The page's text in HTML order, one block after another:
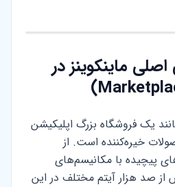
ماینکوینز در
یک فروشگاه بزرگ اپلیکیشن
خیره‌کننده است. از
پیچیده با مکانیسم‌های
سال ۱۴۰۵، بیش از صد هزار آیتم مختلف در این